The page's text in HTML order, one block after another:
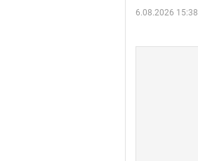
6.08.2026 15:38